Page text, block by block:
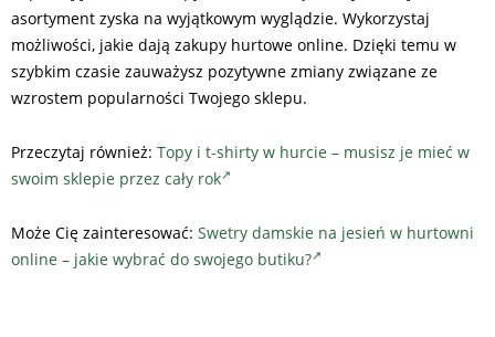
asortyment zyska na wyjątkowym wyglądzie. Wykorzystaj
możliwości, jakie dają zakupy hurtowe online. Dzięki temu w
szybkim czasie zauważysz pozytywne zmiany związane ze
wzrostem popularności Twojego sklepu.
Przeczytaj również: Topy i t-shirty w hurcie – musisz je mieć w
swoim sklepie przez cały rok
Może Cię zainteresować: Swetry damskie na jesień w hurtowni
online – jakie wybrać do swojego butiku?